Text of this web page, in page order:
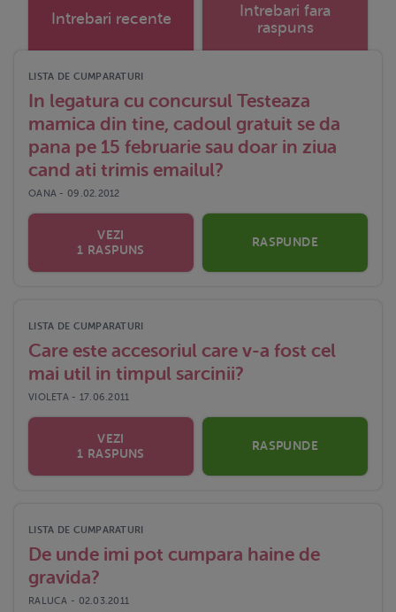
Intrebari recente
Intrebari fara
raspuns
LISTA DE CUMPARATURI
In legatura cu concursul Testeaza
mamica din tine, cadoul gratuit se da
pana pe 15 februarie sau doar in ziua
cand ati trimis emailul?
OANA - 09.02.2012
VEZI
1 RASPUNS
RASPUNDE
LISTA DE CUMPARATURI
Care este accesoriul care v-a fost cel
mai util in timpul sarcinii?
VIOLETA - 17.06.2011
VEZI
1 RASPUNS
RASPUNDE
LISTA DE CUMPARATURI
De unde imi pot cumpara haine de
gravida?
RALUCA - 02.03.2011